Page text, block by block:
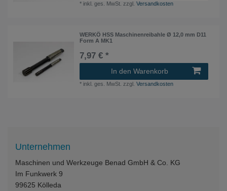
* inkl. ges. MwSt. zzgl.Versandkosten
WERKÖ HSS Maschinenreibahle Ø 12,0 mm D11
Form A MK1
7,97 € *
In den Warenkorb
* inkl. ges. MwSt. zzgl.Versandkosten
Unternehmen
Maschinen und Werkzeuge Benad GmbH & Co. KG
Im Funkwerk 9
99625 Kölleda